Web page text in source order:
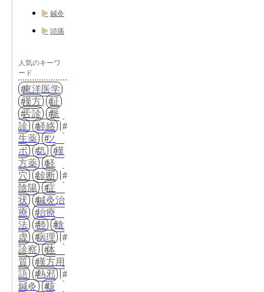
鍼灸
頭痛
人気のキーワ
ード
東洋医学
漢方
証
舌診
脈
診
経絡
生薬
ツ
ボ
気
漢
方薬
経
穴
診断
陰陽
症
状
鍼灸治
療
治療
法
肺
陰
虚
病理
診察
体
質
漢方用
語
熱邪
鍼灸
咳